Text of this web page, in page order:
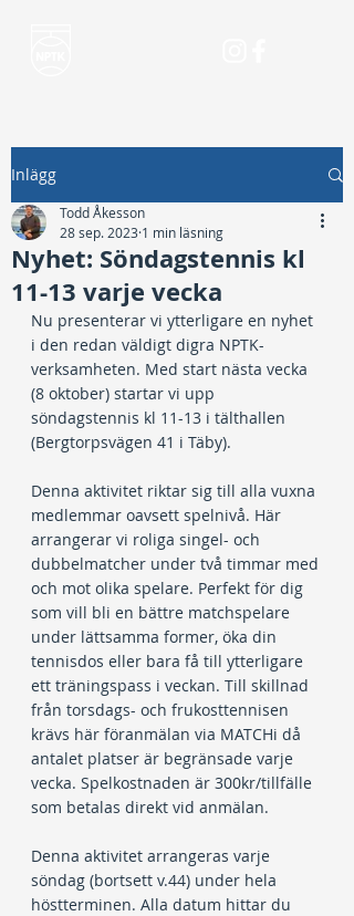
Inlägg
Nyhet: Söndagstennis kl
11-13 varje vecka
Todd Åkesson
28 sep. 2023 1 min läsning
Nu presenterar vi ytterligare en nyhet
i den redan väldigt digra NPTK-
verksamheten. Med start nästa vecka
(8 oktober) startar vi upp
söndagstennis kl 11-13 i tälthallen
(Bergtorpsvägen 41 i Täby).
Denna aktivitet riktar sig till alla vuxna
medlemmar oavsett spelnivå. Här
arrangerar vi roliga singel- och
dubbelmatcher under två timmar med
och mot olika spelare. Perfekt för dig
som vill bli en bättre matchspelare
under lättsamma former, öka din
tennisdos eller bara få till ytterligare
ett träningspass i veckan. Till skillnad
från torsdags- och frukosttennisen
krävs här föranmälan via MATCHi då
antalet platser är begränsade varje
vecka. Spelkostnaden är 300kr/tillfälle
som betalas direkt vid anmälan.
Denna aktivitet arrangeras varje
söndag (bortsett v.44) under hela
höstterminen. Alla datum hittar du